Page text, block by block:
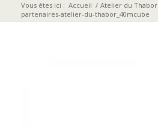
Vous êtes ici : Accueil / Atelier du Thabor
partenaires-atelier-du-thabor_40mcube